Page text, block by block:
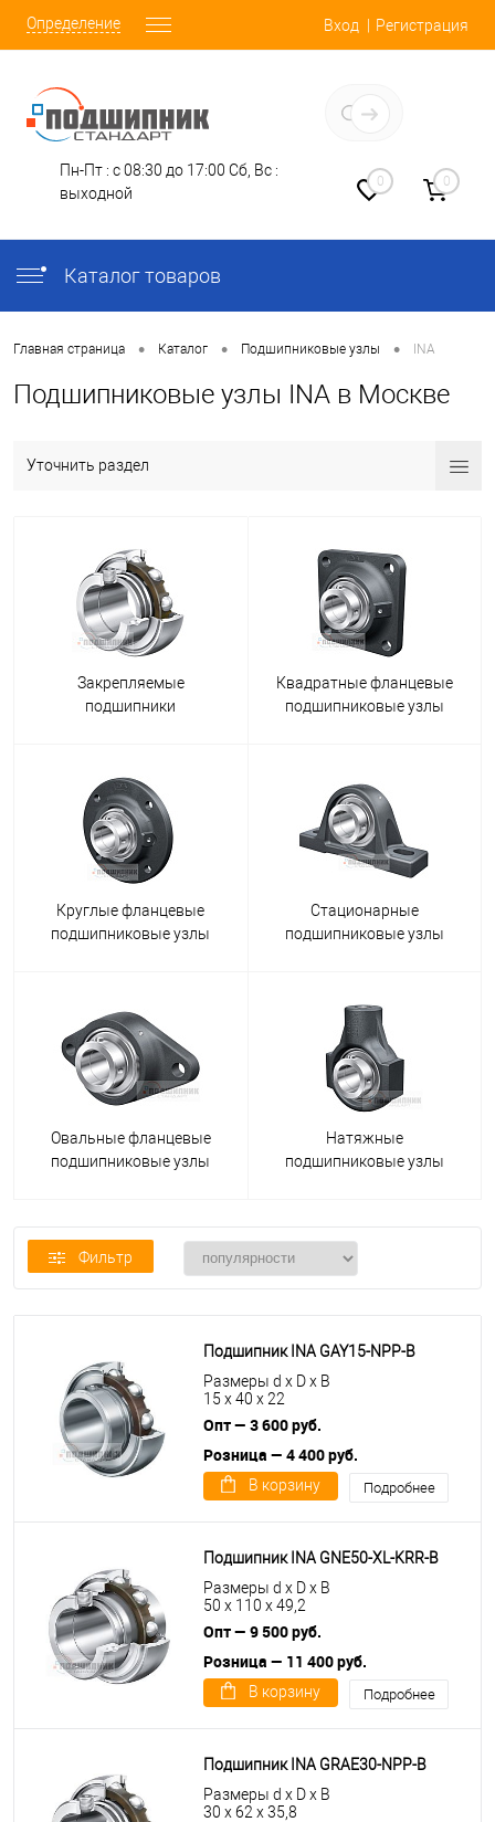
Определение Вход Регистрация
Пн-Пт : с 08:30 до 17:00 Сб, Вс :
выходной
0 0
Каталог товаров
Главная страница • Каталог • Подшипниковые узлы • INA
Подшипниковые узлы INA в Москве
Уточнить раздел
Закрепляемые
подшипники
Квадратные фланцевые
подшипниковые узлы
Круглые фланцевые
подшипниковые узлы
Стационарные
подшипниковые узлы
Овальные фланцевые
подшипниковые узлы
Натяжные
подшипниковые узлы
Фильтр
Подшипник INA GAY15-NPP-B
Размеры d x D x B
15 x 40 x 22
Опт — 3 600 руб.
Розница — 4 400 руб.
В корзину Подробнее
Подшипник INA GNE50-XL-KRR-B
Размеры d x D x B
50 x 110 x 49,2
Опт — 9 500 руб.
Розница — 11 400 руб.
В корзину Подробнее
Подшипник INA GRAE30-NPP-B
Размеры d x D x B
30 x 62 x 35,8